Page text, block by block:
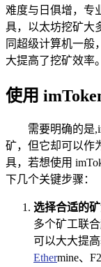
难度与日俱增，专
具，以太坊挖矿大
同超级计算机一般
大提高了挖矿效率。
使用
需要明确的是
矿，但它却可以作
具，若想使用
下几个关键步骤：
选择合适的
多个矿工联
可以大大提
Ethermine、